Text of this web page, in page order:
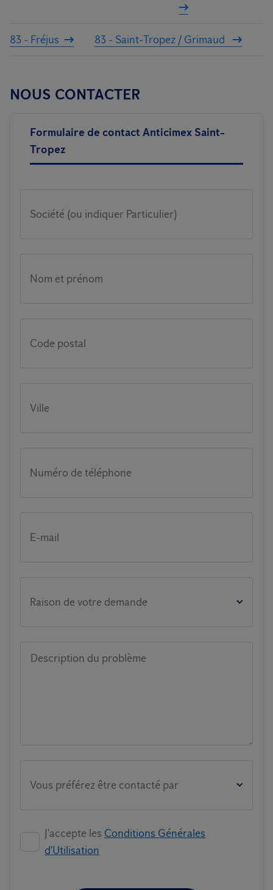
83 - Fréjus 83 - Saint-Tropez / Grimaud
NOUS CONTACTER
Formulaire de contact Anticimex Saint-
Tropez
Société (ou indiquer Particulier)
Nom et prénom
Code postal
Ville
Numéro de téléphone
E-mail
Raison de votre demande
Description du problème
Vous préférez être contacté par
J'accepte les Conditions Générales
d'Utilisation